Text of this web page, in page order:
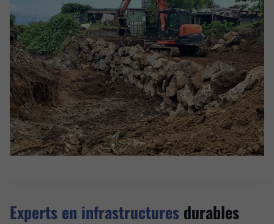
Experts en infrastructures durables